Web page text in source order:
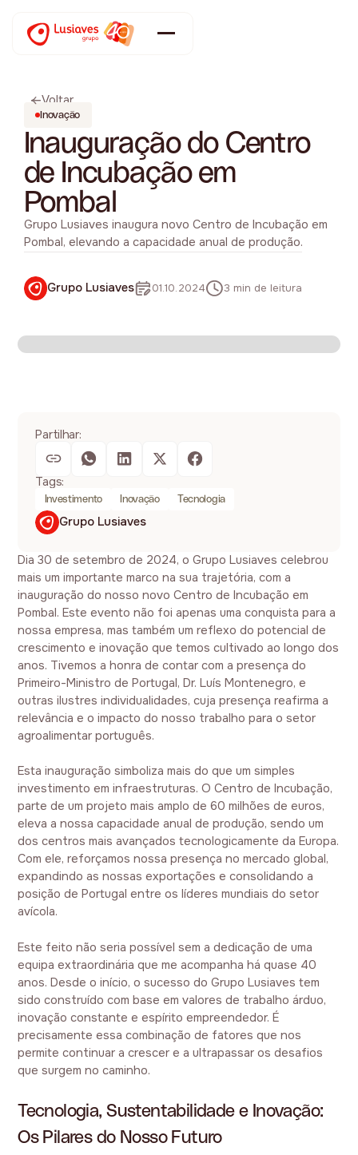
Voltar
Inovação
Inauguração do Centro
de Incubação em
Pombal
Grupo Lusiaves inaugura novo Centro de Incubação em
Pombal, elevando a capacidade anual de produção.
Grupo Lusiaves 01.10.2024 3 min de leitura
Dia 30 de setembro de 2024, o Grupo Lusiaves celebrou
mais um importante marco na sua trajetória, com a
inauguração do nosso novo Centro de Incubação em
Pombal. Este evento não foi apenas uma conquista para a
nossa empresa, mas também um reflexo do potencial de
crescimento e inovação que temos cultivado ao longo dos
anos. Tivemos a honra de contar com a presença do
Primeiro-Ministro de Portugal, Dr. Luís Montenegro, e
outras ilustres individualidades, cuja presença reafirma a
relevância e o impacto do nosso trabalho para o setor
agroalimentar português.
Esta inauguração simboliza mais do que um simples
investimento em infraestruturas. O Centro de Incubação,
parte de um projeto mais amplo de 60 milhões de euros,
eleva a nossa capacidade anual de produção, sendo um
dos centros mais avançados tecnologicamente da Europa.
Com ele, reforçamos nossa presença no mercado global,
expandindo as nossas exportações e consolidando a
posição de Portugal entre os líderes mundiais do setor
avícola.
Este feito não seria possível sem a dedicação de uma
equipa extraordinária que me acompanha há quase 40
anos. Desde o início, o sucesso do Grupo Lusiaves tem
sido construído com base em valores de trabalho árduo,
inovação constante e espírito empreendedor. É
precisamente essa combinação de fatores que nos
permite continuar a crescer e a ultrapassar os desafios
que surgem no caminho.
Tecnologia, Sustentabilidade e Inovação:
Os Pilares do Nosso Futuro
Partilhar:
Tags:
Investimento Inovação Tecnologia
Grupo Lusiaves